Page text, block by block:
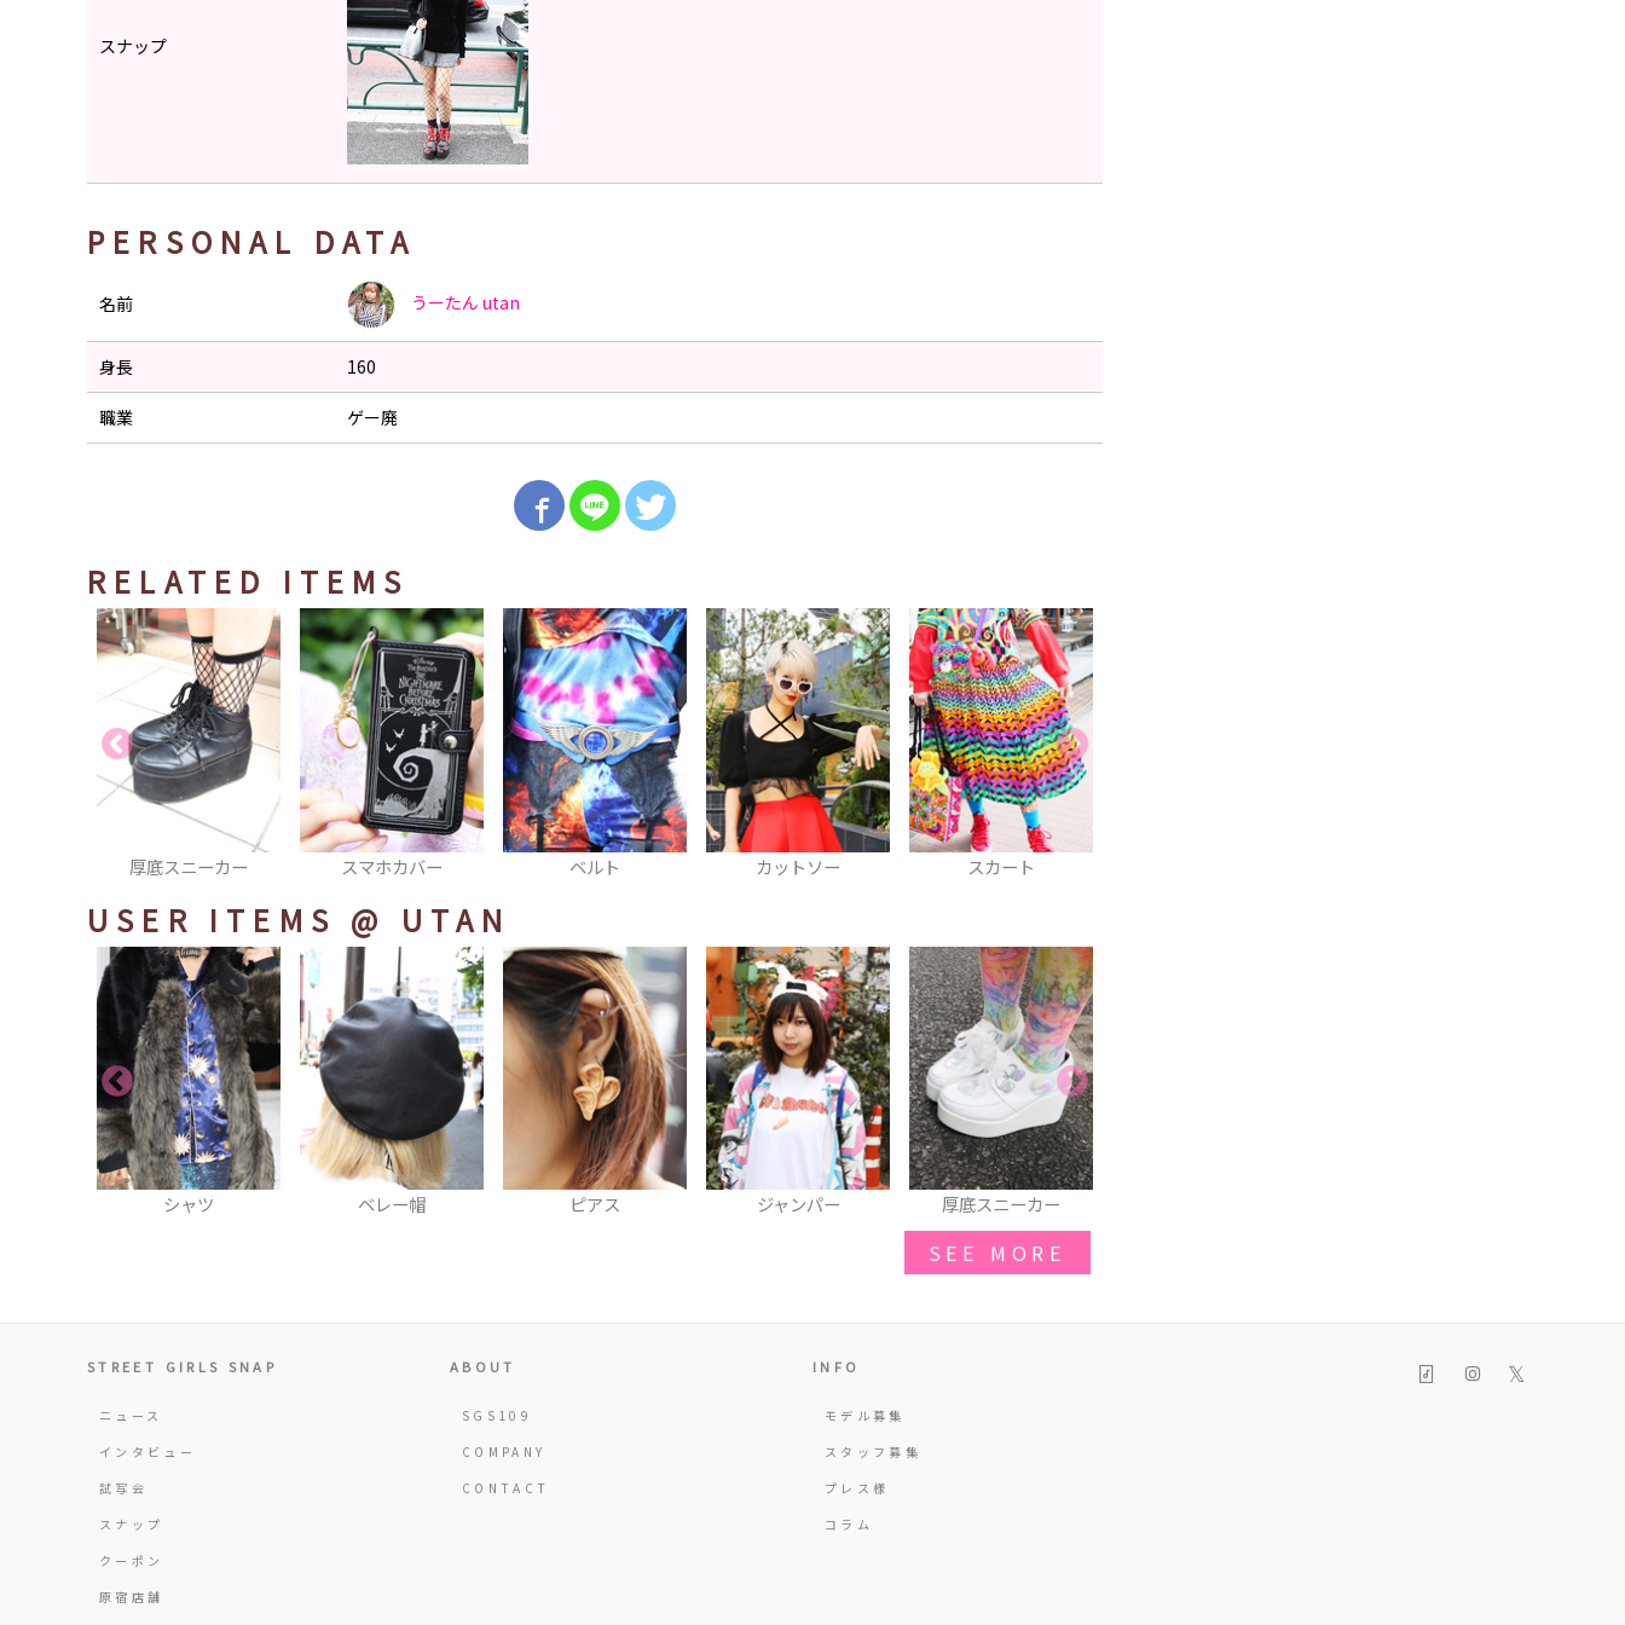
スナップ
PERSONAL DATA
名前 うーたん utan
身長 160
職業 ゲー廃
RELATED ITEMS
スマホカバー ベルト カットソー スカート カットソー
USER ITEMS @ UTAN
ベレー帽 ピアス ジャンパー 厚底スニーカー サンダル
SEE MORE
STREET GIRLS SNAP
ニュース
インタビュー
試写会
スナップ
クーポン
原宿店舗
ABOUT
SGS109
COMPANY
CONTACT
INFO
モデル募集
スタッフ募集
プレス様
コラム
𝕏